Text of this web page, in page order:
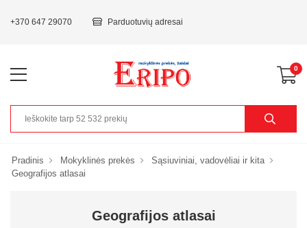
+370 647 29070 Parduotuvių adresai
0
Pradinis Mokyklinės prekės
Sąsiuviniai, vadovėliai ir kita
Geografijos atlasai
Geografijos atlasai